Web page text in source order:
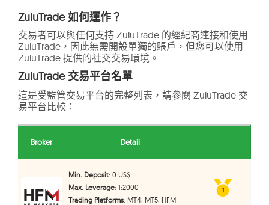
ZuluTrade 如何運作？
交易者可以與任何支持 ZuluTrade 的經紀商連接和使用
ZuluTrade，因此無需開設單獨的賬戶，但您可以使用
ZuluTrade 提供的社交交易環境。
ZuluTrade 交易平台名單
這是受監管交易平台的完整列表，請參閱 ZuluTrade 交
易平台比較：
Broker Detail
Min. Deposit: 0 US$
Max. Leverage: 1:2000
Trading Platforms: MT4, MT5, HFM
11